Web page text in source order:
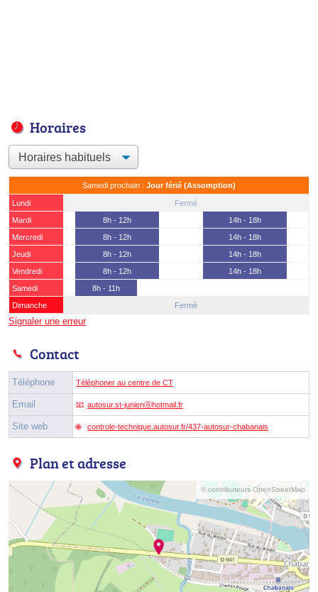
Horaires
Samedi prochain : Jour férié (Assomption)
Lundi
Fermé
Mardi
8h - 12h
14h - 18h
Mercredi
8h - 12h
14h - 18h
Jeudi
8h - 12h
14h - 18h
Vendredi
8h - 12h
14h - 18h
Samedi
8h - 11h
Dimanche
Fermé
Signaler une erreur
Contact
Téléphone Téléphoner au centre de CT
Email autosur.st-junienⓐhotmail.fr
Site web controle-technique.autosur.fr/437-autosur-chabanais
Plan et adresse
© contributeurs OpenStreetMap